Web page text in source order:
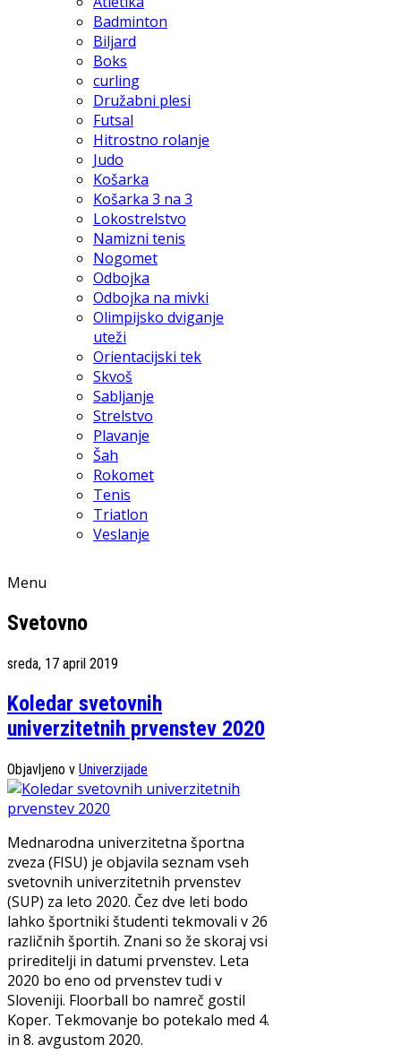
Badminton
Biljard
Boks
curling
Družabni plesi
Futsal
Hitrostno rolanje
Judo
Košarka
Košarka 3 na 3
Lokostrelstvo
Namizni tenis
Nogomet
Odbojka
Odbojka na mivki
Olimpijsko dviganje
uteži
Orientacijski tek
Skvoš
Sabljanje
Strelstvo
Plavanje
Šah
Rokomet
Tenis
Triatlon
Veslanje
Menu
Svetovno
sreda, 17 april 2019
Koledar svetovnih
univerzitetnih prvenstev 2020
Objavljeno v Univerzijade
Mednarodna univerzitetna športna
zveza (FISU) je objavila seznam vseh
svetovnih univerzitetnih prvenstev
(SUP) za leto 2020. Čez dve leti bodo
lahko športniki študenti tekmovali v 26
različnih športih. Znani so že skoraj vsi
prireditelji in datumi prvenstev. Leta
2020 bo eno od prvenstev tudi v
Sloveniji. Floorball bo namreč gostil
Koper. Tekmovanje bo potekalo med 4.
in 8. avgustom 2020.